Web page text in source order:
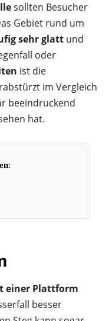
sollten Besucher
Gebiet rund um
sehr glatt und
oder
ist die
im Vergleich
beeindruckend
hat.
:
einer Plattform
besser